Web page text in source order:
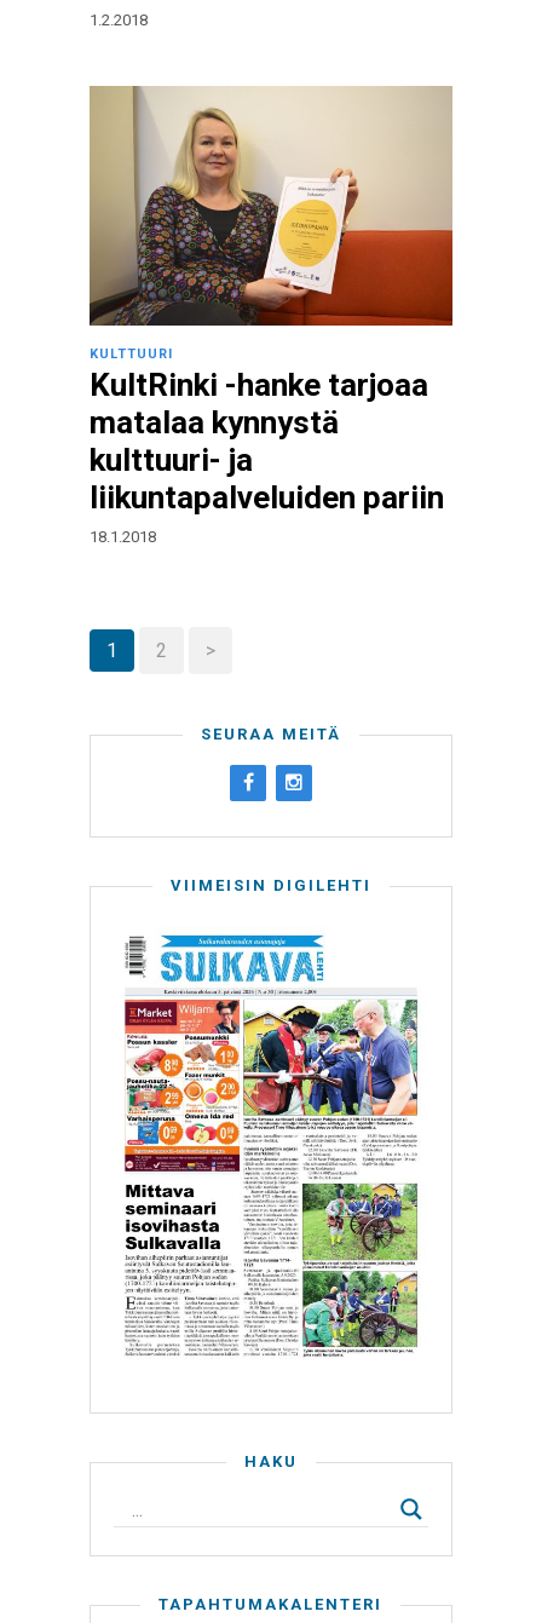
1.2.2018
KULTTUURI
KultRinki -hanke tarjoaa
matalaa kynnystä
kulttuuri- ja
liikuntapalveluiden pariin
18.1.2018
1 2 >
SEURAA MEITÄ
VIIMEISIN DIGILEHTI
HAKU
TAPAHTUMAKALENTERI